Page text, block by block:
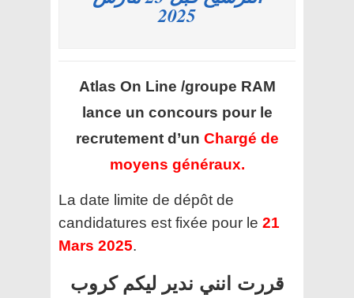
2025
Atlas On Line /groupe RAM
lance un concours pour le
recrutement d’un Chargé de
moyens généraux.
La date limite de dépôt de
candidatures est fixée pour le 21
Mars 2025.
قررت انني ندير ليكم كروب